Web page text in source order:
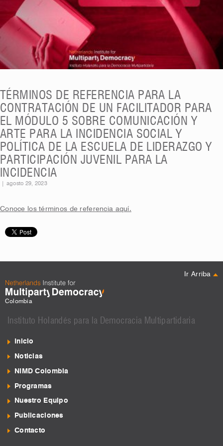
TÉRMINOS DE REFERENCIA PARA LA
CONTRATACIÓN DE UN FACILITADOR PARA
EL MÓDULO 5 SOBRE COMUNICACIÓN Y
ARTE PARA LA INCIDENCIA SOCIAL Y
POLÍTICA DE LA ESCUELA DE LIDERAZGO Y
PARTICIPACIÓN JUVENIL PARA LA
INCIDENCIA
agosto 29, 2023
Conoce los términos de referencia aquí.
Ir Arriba
Colombia
Instituto Holandés para la Democracia Multipartidaria
Inicio
Noticias
NIMD Colombia
Programas
Nuestro Equipo
Publicaciones
Contacto